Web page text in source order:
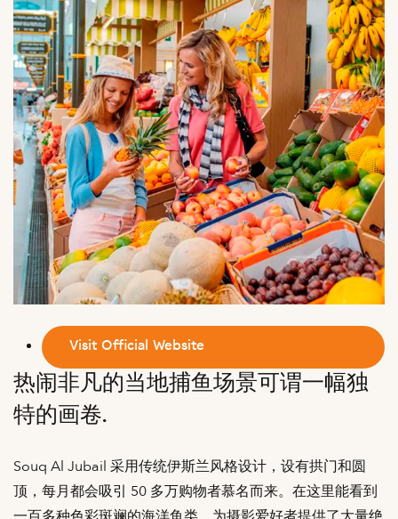
热闹非凡的当地捕鱼场景可谓一幅独
特的画卷.
Souq Al Jubail 采用传统伊斯兰风格设计，设有拱门和圆
顶，每月都会吸引 50 多万购物者慕名而来。在这里能看到
Visit Official Website